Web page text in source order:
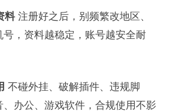
料注册好之后，别频繁改地区、
，资料越稳定，账号越安全耐
不碰外挂、破解插件、违规脚
办公、游戏软件，合规使用不影